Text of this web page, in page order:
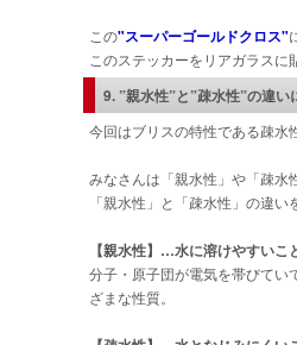
この"スーパーゴールドクロス"
このステッカーをリアガラスに
9. ”親水性”と”疎水性”の違い
今回はブリスの特性である疎水
みなさんは「親水性」や「疎水
「親水性」と「疎水性」の違
【親水性】…水に溶けやすいこ
分子・原子団が電気を帯びてい
ざまな性質。